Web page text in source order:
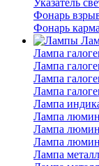
Указатель
Фонарь
Фонарь
Лампа
Лампа
Лампа
Лампа
Лампа
Лампа
Лампа
Лампа
Лампа